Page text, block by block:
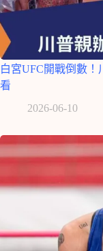
白宮UFC開戰倒數！
看
2026-06-10